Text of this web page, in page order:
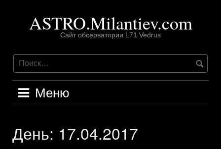
содержимомуASTRO.Milantiev.com
Сайт обсерватории L71 Vedrus
Меню
День: 17.04.2017